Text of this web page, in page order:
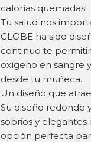
calorías quemadas!
Tu salud nos
GLOBE ha sido
continuo te
oxígeno en sangre
desde tu muñeca.
Un diseño que
Su diseño redondo
sobrios y
opción perfecta